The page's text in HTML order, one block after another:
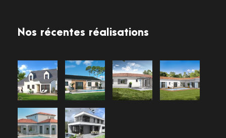
Nos récentes réalisations